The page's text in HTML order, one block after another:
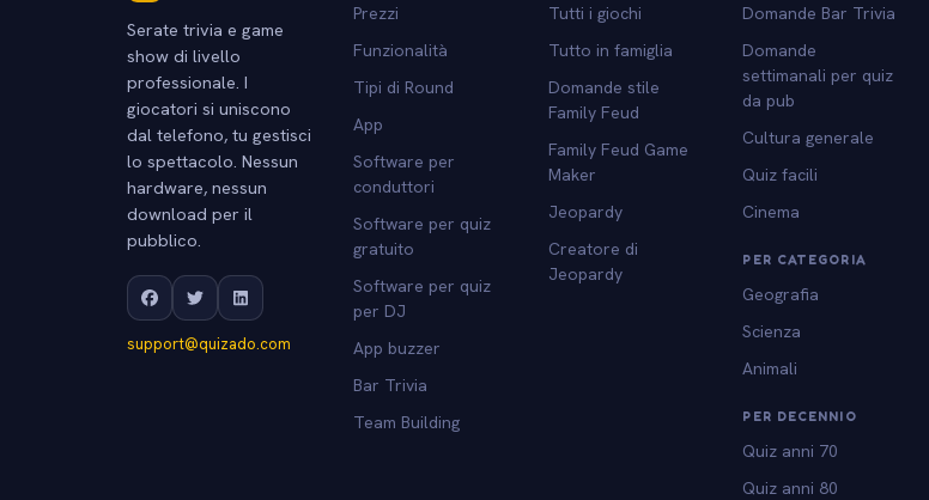
Serate trivia e game
show di livello
professionale. I
giocatori si uniscono
dal telefono, tu gestisci
lo spettacolo. Nessun
hardware, nessun
download per il
pubblico.
support@quizado.com
Prezzi
Funzionalità
Tipi di Round
App
Software per
conduttori
Software per quiz
gratuito
Software per quiz
per DJ
App buzzer
Bar Trivia
Team Building
Tutti i giochi
Tutto in famiglia
Domande stile
Family Feud
Family Feud Game
Maker
Jeopardy
Creatore di
Jeopardy
Domande Bar Trivia
Domande
settimanali per quiz
da pub
Cultura generale
Quiz facili
Cinema
PER CATEGORIA
Geografia
Scienza
Animali
PER DECENNIO
Quiz anni 70
Quiz anni 80